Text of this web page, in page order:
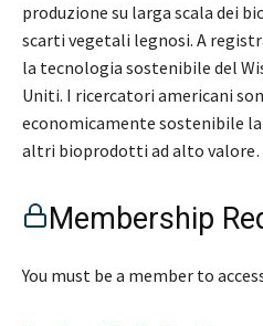
produzione su larga scala dei
scarti vegetali legnosi. A
la tecnologia sostenibile del
Uniti. I ricercatori americani
economicamente sostenibile
altri bioprodotti ad alto
Membership
You must be a member to